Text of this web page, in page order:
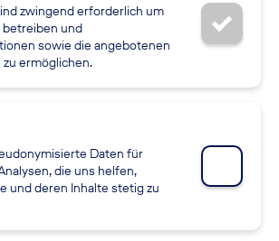
zwingend erforderlich um
und
sowie die angebotenen
ermöglichen.
Daten für
die uns helfen,
und deren Inhalte stetig zu